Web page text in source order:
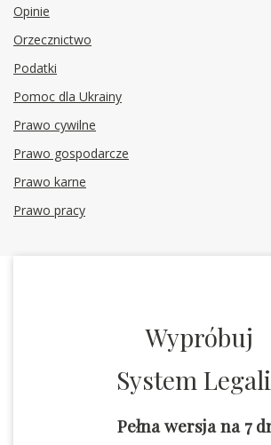
Opinie
Orzecznictwo
Podatki
Pomoc dla Ukrainy
Prawo cywilne
Prawo gospodarcze
Prawo karne
Prawo pracy
Wypróbuj
System
Pełna wersja na 7